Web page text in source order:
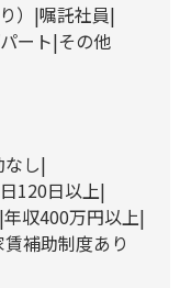
）
嘱託社員
ート その他
し
120日以上
年収400万円以上
補助制度あり